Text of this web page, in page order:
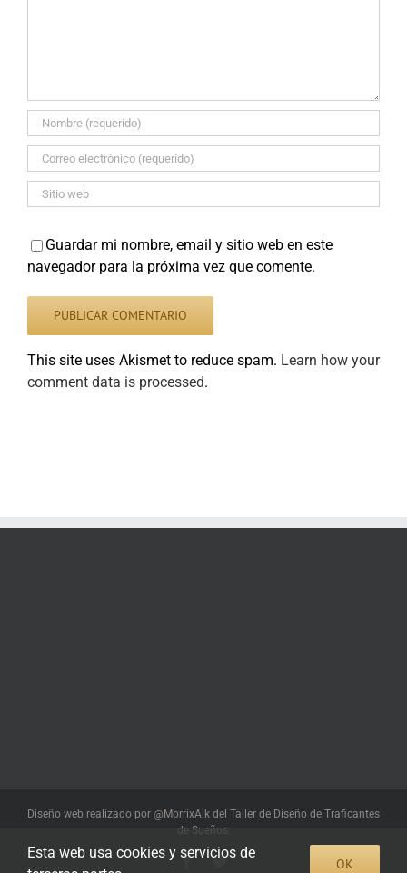
Guardar mi nombre, email y sitio web en este
navegador para la próxima vez que comente.
This site uses Akismet to reduce spam. Learn how your
comment data is processed.
Diseño web realizado por @MorrixAlk del Taller de Diseño de Traficantes
de Sueños.
Facebook
Twitter
Esta web usa cookies y servicios de
OK